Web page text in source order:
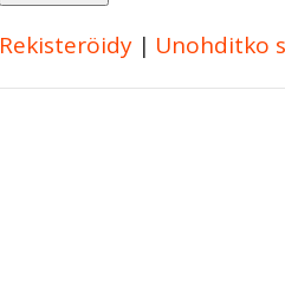
Rekisteröidy | Unohditko